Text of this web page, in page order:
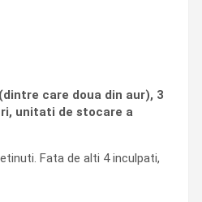
care doua din aur), 3
unitati de stocare a
Fata de alti 4 inculpati,